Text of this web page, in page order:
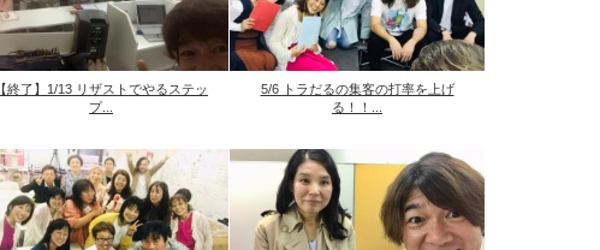
【終了】1/13 リザストでやるステッ
プ...
5/6 トラだるの集客の打率を上げ
る！！...